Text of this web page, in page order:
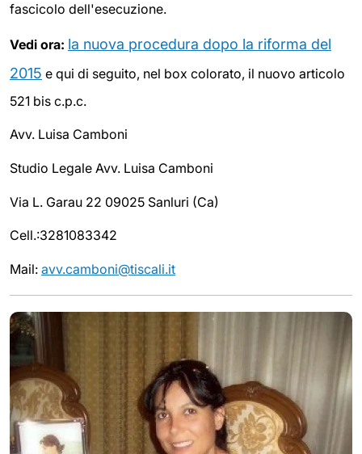
fascicolo dell'esecuzione.
Vedi ora: la nuova procedura dopo la riforma del
2015 e qui di seguito, nel box colorato, il nuovo articolo
521 bis c.p.c.
Avv. Luisa Camboni
Studio Legale Avv. Luisa Camboni
Via L. Garau 22 09025 Sanluri (Ca)
Cell.:3281083342
Mail: avv.camboni@tiscali.it